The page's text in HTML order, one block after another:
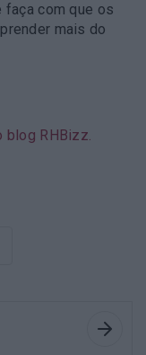
faça com que os
mais do
blog RHBizz.